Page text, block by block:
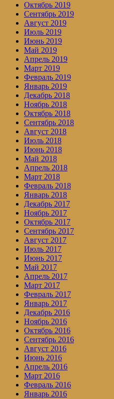
Октябрь 2019
Сентябрь 2019
Август 2019
Июль 2019
Июнь 2019
Май 2019
Апрель 2019
Март 2019
Февраль 2019
Январь 2019
Декабрь 2018
Ноябрь 2018
Октябрь 2018
Сентябрь 2018
Август 2018
Июль 2018
Июнь 2018
Май 2018
Апрель 2018
Март 2018
Февраль 2018
Январь 2018
Декабрь 2017
Ноябрь 2017
Октябрь 2017
Сентябрь 2017
Август 2017
Июль 2017
Июнь 2017
Май 2017
Апрель 2017
Март 2017
Февраль 2017
Январь 2017
Декабрь 2016
Ноябрь 2016
Октябрь 2016
Сентябрь 2016
Август 2016
Июнь 2016
Апрель 2016
Март 2016
Февраль 2016
Январь 2016